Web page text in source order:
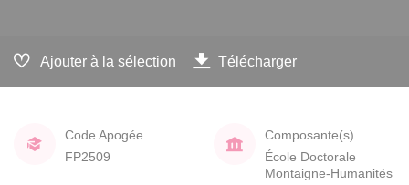
Ajouter à la sélection Télécharger
Code Apogée
FP2509
Composante(s)
École Doctorale
Montaigne-Humanités